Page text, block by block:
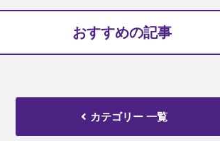
おすすめの記事
カテゴリー 一覧